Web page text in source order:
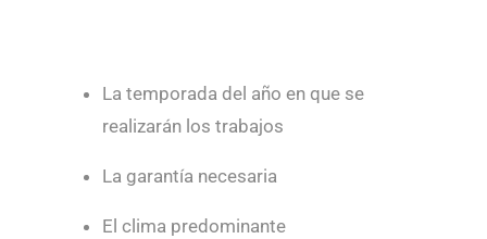
La temporada del año en que se
realizarán los trabajos
La garantía necesaria
El clima predominante